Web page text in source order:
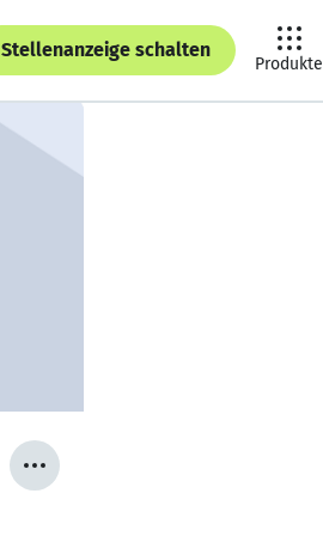
Stellenanzeige schalten
Produkte